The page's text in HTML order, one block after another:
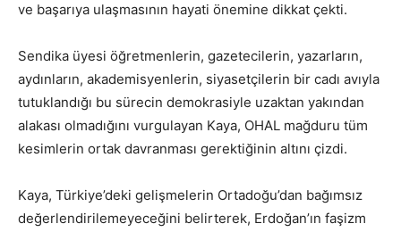
ve başarıya ulaşmasının hayati önemine dikkat çekti.
Sendika üyesi öğretmenlerin, gazetecilerin, yazarların,
aydınların, akademisyenlerin, siyasetçilerin bir cadı avıyla
tutuklandığı bu sürecin demokrasiyle uzaktan yakından
alakası olmadığını vurgulayan Kaya, OHAL mağduru tüm
kesimlerin ortak davranması gerektiğinin altını çizdi.
Kaya, Türkiye’deki gelişmelerin Ortadoğu’dan bağımsız
değerlendirilemeyeceğini belirterek, Erdoğan’ın faşizm